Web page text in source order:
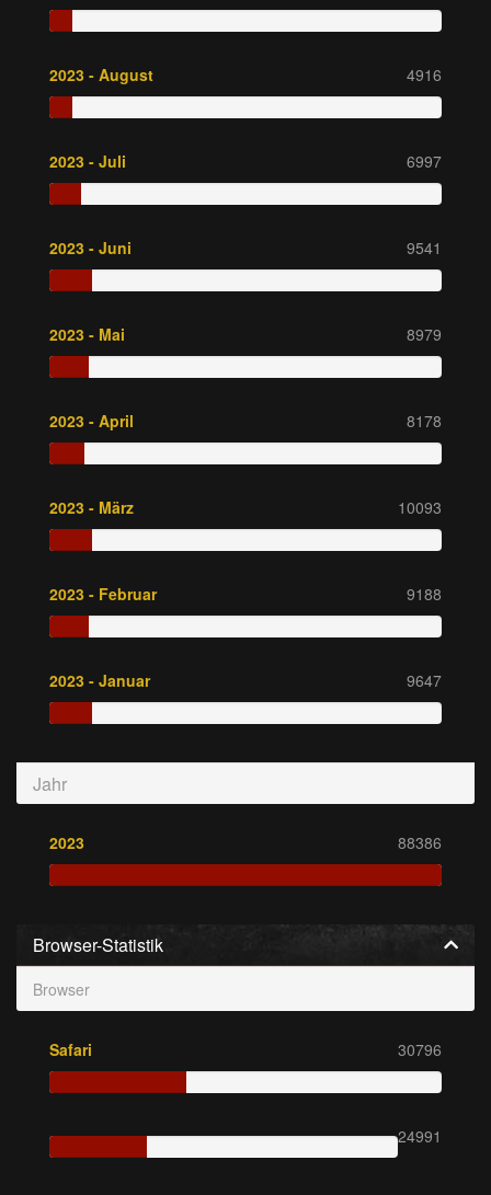
2023 - August 4916
2023 - Juli 6997
2023 - Juni 9541
2023 - Mai 8979
2023 - April 8178
2023 - März 10093
2023 - Februar 9188
2023 - Januar 9647
Jahr
2023 88386
Browser-Statistik
Browser
Safari 30796
24991